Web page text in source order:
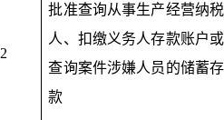
2
批准查询从事生产经营纳税
人、扣缴义务人存款账户或
查询案件涉嫌人员的储蓄存
款